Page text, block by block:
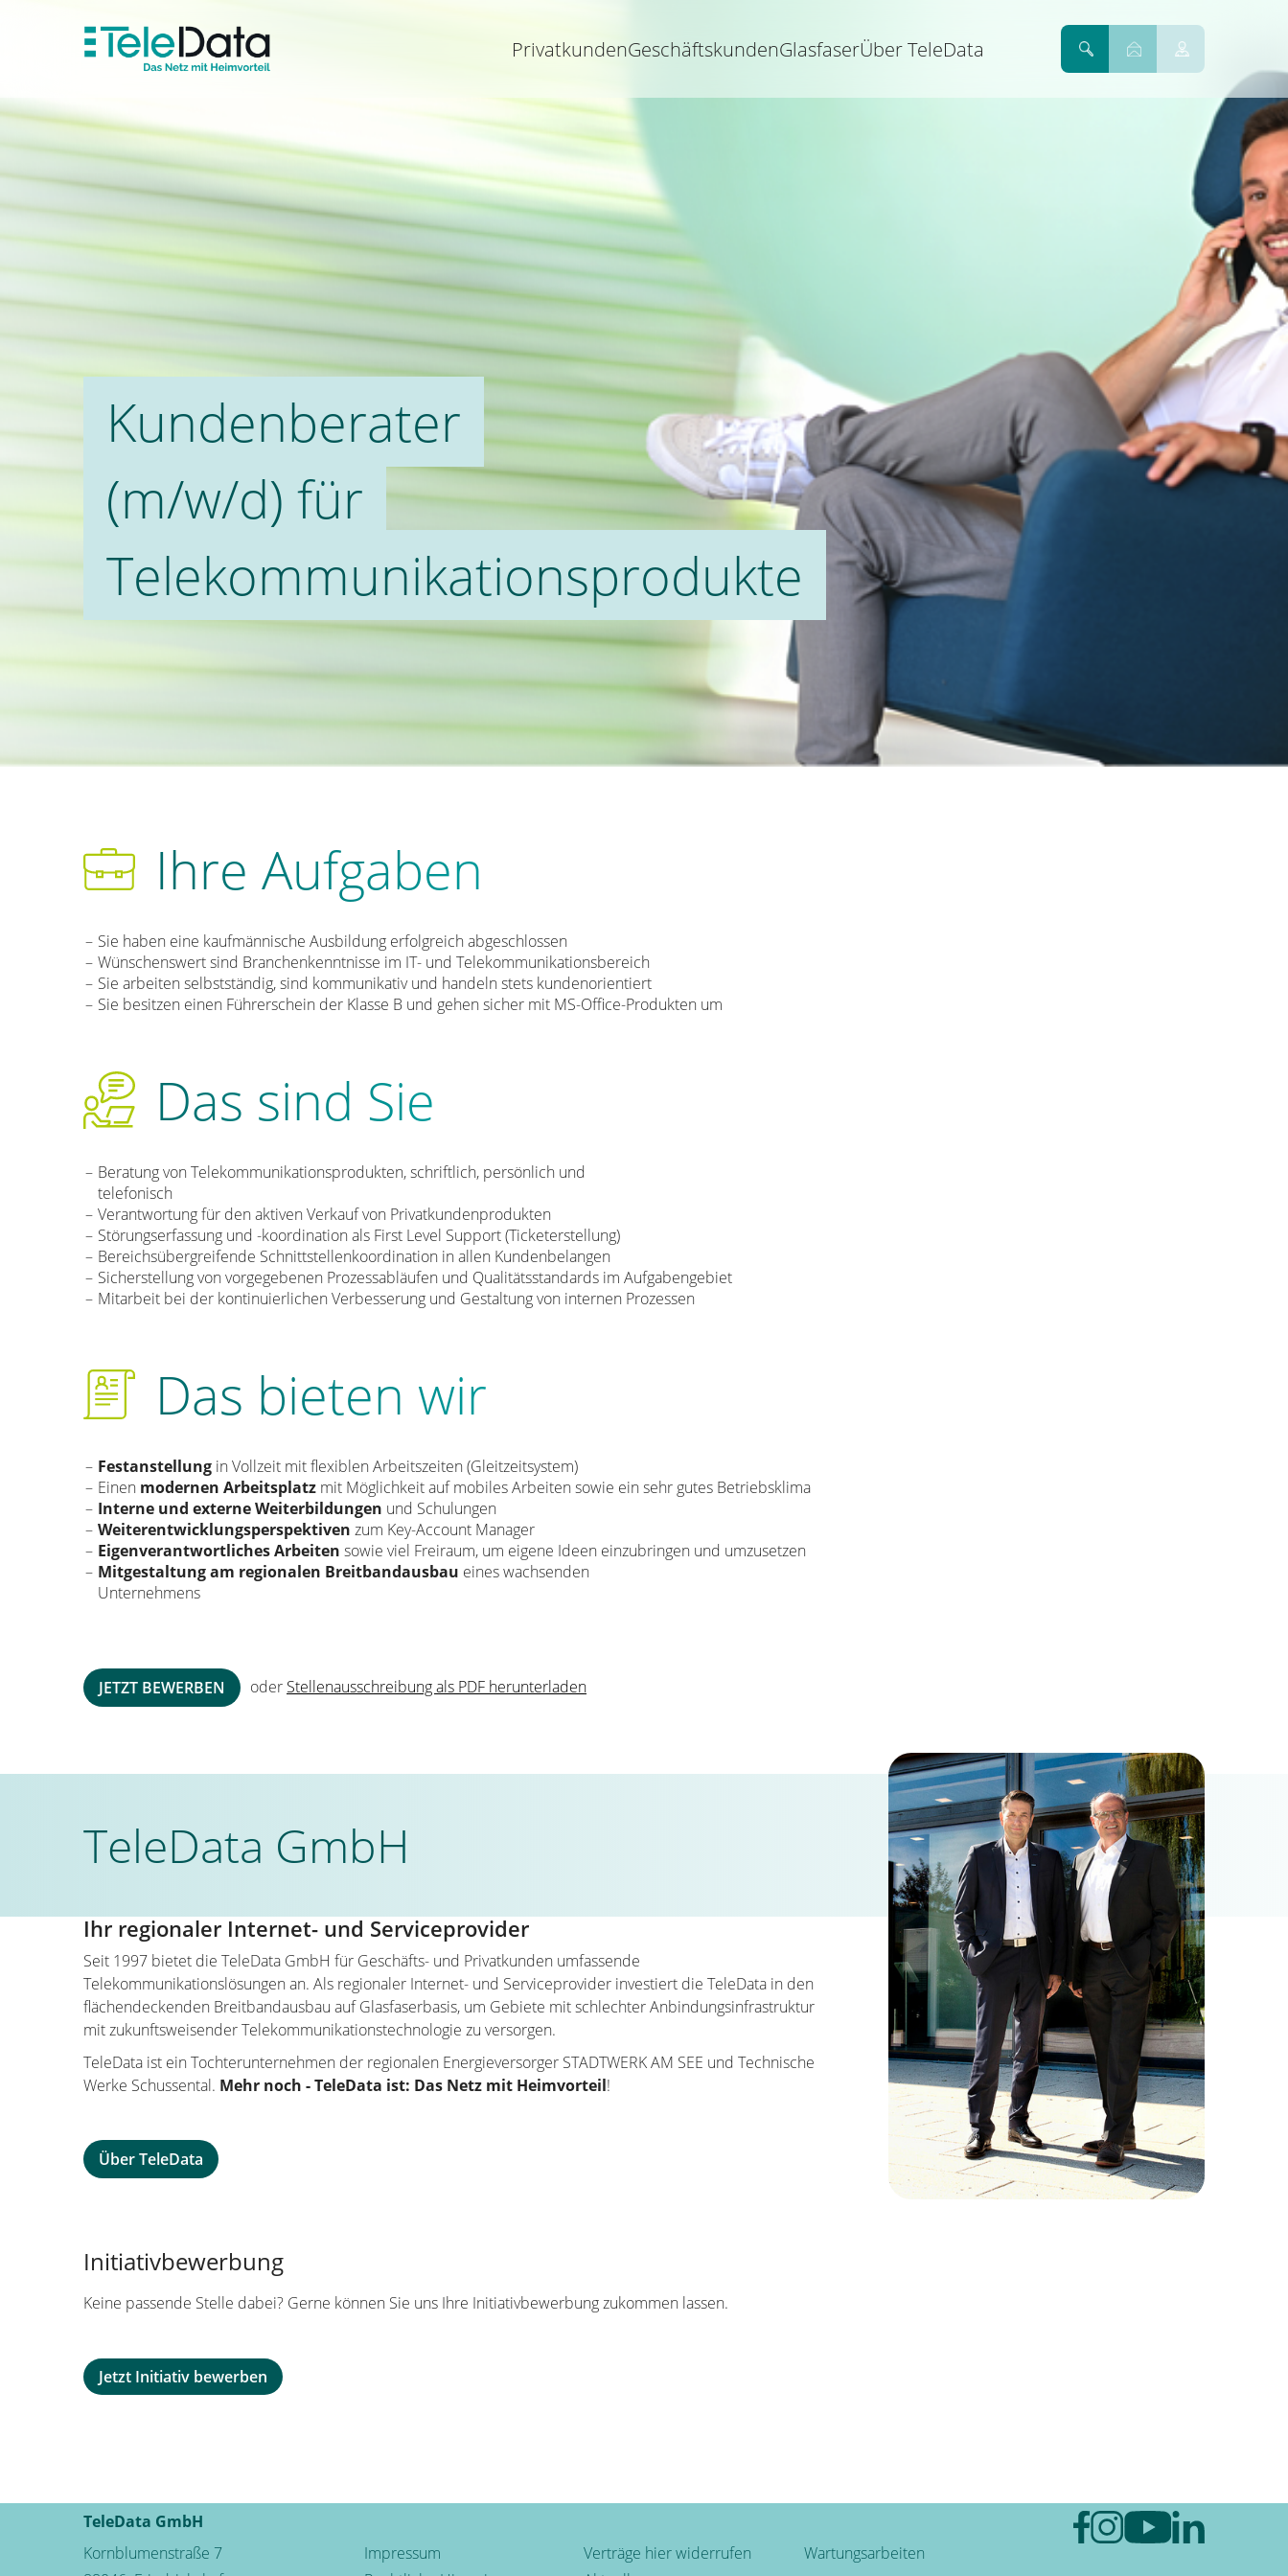
PrivatkundenGeschäftskundenGlasfaserÜber TeleData
Kundenberater
(m/w/d) für
Telekommunikationsprodukte
Ihre Aufgaben
Sie haben eine kaufmännische Ausbildung erfolgreich abgeschlossen
Wünschenswert sind Branchenkenntnisse im IT- und Telekommunikationsbereich
Sie arbeiten selbstständig, sind kommunikativ und handeln stets kundenorientiert
Sie besitzen einen Führerschein der Klasse B und gehen sicher mit MS-Office-Produkten um
Das sind Sie
Beratung von Telekommunikationsprodukten, schriftlich, persönlich und
telefonisch
Verantwortung für den aktiven Verkauf von Privatkundenprodukten
Störungserfassung und -koordination als First Level Support (Ticketerstellung)
Bereichsübergreifende Schnittstellenkoordination in allen Kundenbelangen
Sicherstellung von vorgegebenen Prozessabläufen und Qualitätsstandards im Aufgabengebiet
Mitarbeit bei der kontinuierlichen Verbesserung und Gestaltung von internen Prozessen
Das bieten wir
Festanstellung in Vollzeit mit flexiblen Arbeitszeiten (Gleitzeitsystem)
Einen modernen Arbeitsplatz mit Möglichkeit auf mobiles Arbeiten sowie ein sehr gutes Betriebsklima
Interne und externe Weiterbildungen und Schulungen
Weiterentwicklungsperspektiven zum Key-Account Manager
Eigenverantwortliches Arbeiten sowie viel Freiraum, um eigene Ideen einzubringen und umzusetzen
Mitgestaltung am regionalen Breitbandausbau eines wachsenden
Unternehmens
JETZT BEWERBEN oder Stellenausschreibung als PDF herunterladen
TeleData GmbH
Ihr regionaler Internet- und Serviceprovider
Seit 1997 bietet die TeleData GmbH für Geschäfts- und Privatkunden umfassende
Telekommunikationslösungen an. Als regionaler Internet- und Serviceprovider investiert die TeleData in den
flächendeckenden Breitbandausbau auf Glasfaserbasis, um Gebiete mit schlechter Anbindungsinfrastruktur
mit zukunftsweisender Telekommunikationstechnologie zu versorgen.
TeleData ist ein Tochterunternehmen der regionalen Energieversorger STADTWERK AM SEE und Technische
Werke Schussental. Mehr noch - TeleData ist: Das Netz mit Heimvorteil!
Über TeleData
Initiativbewerbung
Keine passende Stelle dabei? Gerne können Sie uns Ihre Initiativbewerbung zukommen lassen.
Jetzt Initiativ bewerben
TeleData GmbH
Kornblumenstraße 7
Impressum
Verträge hier widerrufen
Wartungsarbeiten